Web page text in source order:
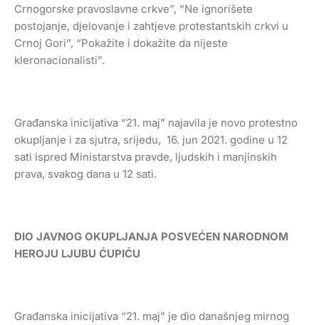
Crnogorske pravoslavne crkve”, “Ne ignorišete
postojanje, djelovanje i zahtjeve protestantskih crkvi u
Crnoj Gori”, “Pokažite i dokažite da nijeste
kleronacionalisti”.
Građanska inicijativa “21. maj” najavila je novo protestno
okupljanje i za sjutra, srijedu, 16. jun 2021. godine u 12
sati ispred Ministarstva pravde, ljudskih i manjinskih
prava, svakog dana u 12 sati.
DIO JAVNOG OKUPLJANJA POSVEĆEN NARODNOM
HEROJU LJUBU ĆUPIĆU
Građanska inicijativa “21. maj” je dio današnjeg mirnog